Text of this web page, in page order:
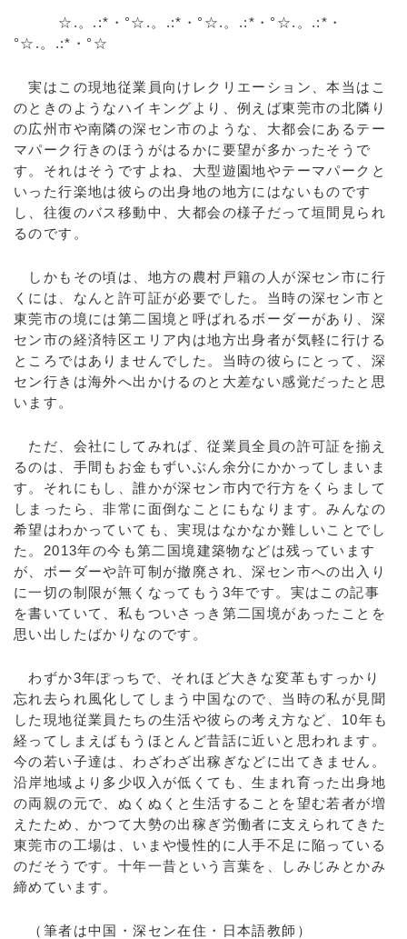
☆.。.:*・°☆.。.:*・°☆.。.:*・°☆.。.:*・
°☆.。.:*・°☆
実はこの現地従業員向けレクリエーション、本当はこ
のときのようなハイキングより、例えば東莞市の北隣り
の広州市や南隣の深セン市のような、大都会にあるテー
マパーク行きのほうがはるかに要望が多かったそうで
す。それはそうですよね、大型遊園地やテーマパークと
いった行楽地は彼らの出身地の地方にはないものです
し、往復のバス移動中、大都会の様子だって垣間見られ
るのです。
しかもその頃は、地方の農村戸籍の人が深セン市に行
くには、なんと許可証が必要でした。当時の深セン市と
東莞市の境には第二国境と呼ばれるボーダーがあり、深
セン市の経済特区エリア内は地方出身者が気軽に行ける
ところではありませんでした。当時の彼らにとって、深
セン行きは海外へ出かけるのと大差ない感覚だったと思
います。
ただ、会社にしてみれば、従業員全員の許可証を揃え
るのは、手間もお金もずいぶん余分にかかってしまいま
す。それにもし、誰かが深セン市内で行方をくらまして
しまったら、非常に面倒なことにもなります。みんなの
希望はわかっていても、実現はなかなか難しいことでし
た。2013年の今も第二国境建築物などは残っています
が、ボーダーや許可制が撤廃され、深セン市への出入り
に一切の制限が無くなってもう3年です。実はこの記事
を書いていて、私もついさっき第二国境があったことを
思い出したばかりなのです。
わずか3年ぽっちで、それほど大きな変革もすっかり
忘れ去られ風化してしまう中国なので、当時の私が見聞
した現地従業員たちの生活や彼らの考え方など、10年も
経ってしまえばもうほとんど昔話に近いと思われます。
今の若い子達は、わざわざ出稼ぎなどに出てきません。
沿岸地域より多少収入が低くても、生まれ育った出身地
の両親の元で、ぬくぬくと生活することを望む若者が増
えたため、かつて大勢の出稼ぎ労働者に支えられてきた
東莞市の工場は、いまや慢性的に人手不足に陥っている
のだそうです。十年一昔という言葉を、しみじみとかみ
締めています。
（筆者は中国・深セン在住・日本語教師）